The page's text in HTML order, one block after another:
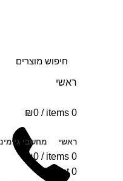
ראשי
0
items
/
₪0
ראשי מחשבי
0
items
/
₪0
0
Wishlist